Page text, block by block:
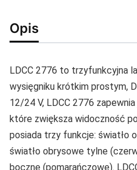
Opis
LDCC 2776 to trzyfunkcyjna
wysięgniku krótkim prostym,
12/24 V, LDCC 2776
które zwiększa widoczność
posiada trzy funkcje: światło
światło obrysowe tylne
boczne (pomarańczowe).